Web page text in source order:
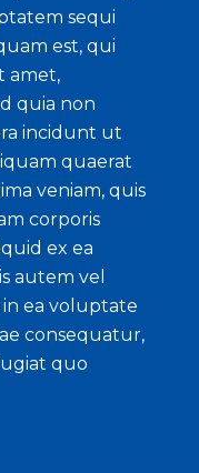
sequi
est, qui
amet,
quia non
incidunt ut
quaerat
veniam, quis
corporis
ex ea
autem vel
ea voluptate
consequatur,
quo